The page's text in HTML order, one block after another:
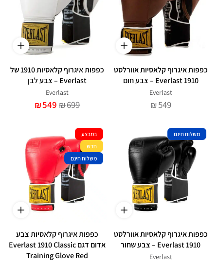
כפפות איגרוף קלאסיות אוורלסט
1910 Everlast – צבע חום
Everlast
₪549
כפפות איגרוף קלאסיות 1910 של
Everlast – צבע לבן
Everlast
₪549 ₪699
משלוח חינם
כפפות איגרוף קלאסיות אוורלסט
1910 Everlast – צבע שחור
Everlast
במבצע
חדש
משלוח חינם
כפפות איגרוף קלאסיות צבע
אדום דגם Everlast 1910 Classic
Training Glove Red